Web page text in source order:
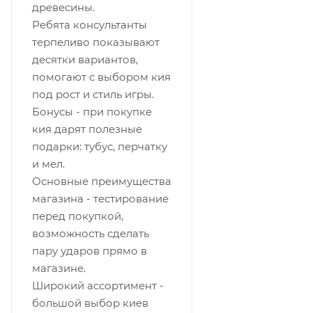
древесины.
​Ребята консультанты
терпеливо показывают
десятки вариантов,
помогают с выбором кия
под рост и стиль игры.
​Бонусы - при покупке
кия дарят полезные
подарки: тубус, перчатку
и мел.
Основные преимущества
магазина - тестирование
перед покупкой,
возможность сделать
пару ударов прямо в
магазине.
​Широкий ассортимент -
большой выбор киев